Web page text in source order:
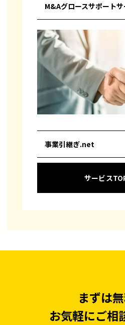
M&Aグロースサポート
事業引継ぎ.net
サービス
まずは
お気軽にご相